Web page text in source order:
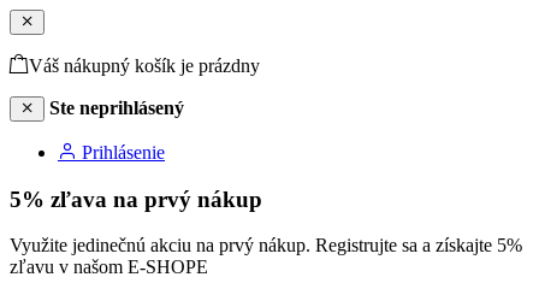
Váš nákupný košík je prázdny
Ste neprihlásený
Prihlásenie
5% zľava na prvý nákup
Využite jedinečnú akciu na prvý nákup. Registrujte sa a získajte 5%
zľavu v našom E-SHOPE